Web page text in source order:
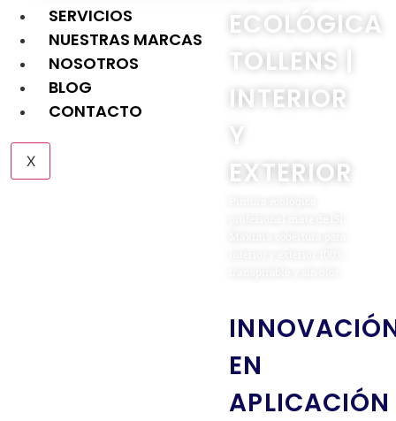
SERVICIOS
NUESTRAS MARCAS
NOSOTROS
BLOG
CONTACTO
X
ECOLÓGICA
TOLLENS |
INTERIOR
Y
EXTERIOR
EN
APLICACIÓN